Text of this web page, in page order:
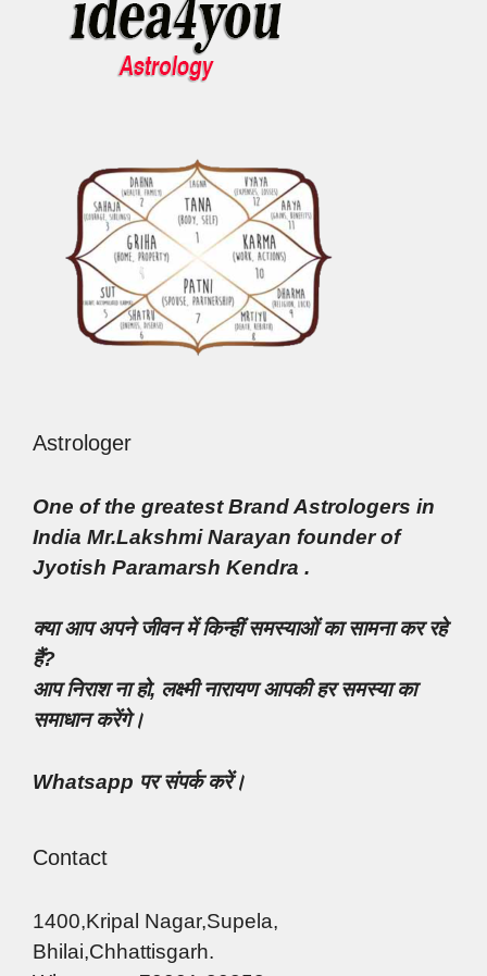
Astrologer
One of the greatest Brand Astrologers in
India Mr.Lakshmi Narayan founder of
Jyotish Paramarsh Kendra .
क्या आप अपने जीवन में किन्हीं समस्याओं का सामना कर रहे
हैं?
आप निराश ना हो, लक्ष्मी नारायण आपकी हर समस्या का
समाधान करेंगे।
Whatsapp पर संपर्क करें।
Contact
1400,Kripal Nagar,Supela,
Bhilai,Chhattisgarh.